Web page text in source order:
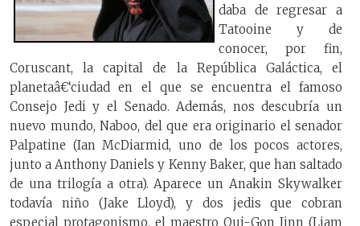
daba de regresar a
Tatooine y de
conocer, por fin,
Coruscant, la capital de la República Galáctica, el
planetaâ€‘ciudad en el que se encuentra el famoso
Consejo Jedi y el Senado. Además, nos descubría un
nuevo mundo, Naboo, del que era originario el senador
Palpatine (Ian McDiarmid, uno de los pocos actores,
junto a Anthony Daniels y Kenny Baker, que han saltado
de una trilogía a otra). Aparece un Anakin Skywalker
todavía niño (Jake Lloyd), y dos jedis que cobran
especial protagonismo, el maestro Qui-Gon Jinn (Liam